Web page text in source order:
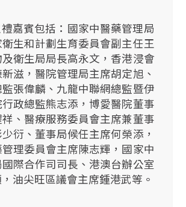
嘉賓包括：國家中醫藥管理局
生和計劃生育委員會副主任王
衛生局局長高永文，香港浸會
滋，醫院管理局主席胡定旭、
張偉麟、九龍中聯網總監暨伊
政總監熊志添，博愛醫院董事
、醫療服務委員會主席兼董事
衍、董事局候任主席何榮添，
理委員會主席陳志輝，國家中
際合作司司長、港澳台辦公室
油尖旺區議會主席鍾港武等。